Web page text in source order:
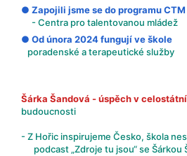
● Zapojili jsme se do programu CTM
- Centra pro talentovanou mládež
● Od února 2024 fungují ve škole
poradenské a terapeutické služby
Šárka Šandová - úspěch v
budoucnosti
- Z Hořic inspirujeme Česko, škola
podcast „Zdroje tu jsou“ se Šárkou